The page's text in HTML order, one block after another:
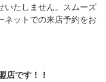
いたしません。スムーズ
ネットでの来店予約をお
店です！！